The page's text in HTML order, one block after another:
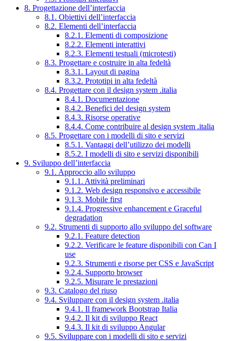
8. Progettazione dell’interfaccia
8.1. Obiettivi dell’interfaccia
8.2. Elementi dell’interfaccia
8.2.1. Elementi di composizione
8.2.2. Elementi interattivi
8.2.3. Elementi testuali (microtesti)
8.3. Progettare e costruire in alta fedeltà
8.3.1. Layout di pagina
8.3.2. Prototipi in alta fedeltà
8.4. Progettare con il design system .italia
8.4.1. Documentazione
8.4.2. Benefici del design system
8.4.3. Risorse operative
8.4.4. Come contribuire al design system .italia
8.5. Progettare con i modelli di sito e servizi
8.5.1. Vantaggi dell’utilizzo dei modelli
8.5.2. I modelli di sito e servizi disponibili
9. Sviluppo dell’interfaccia
9.1. Approccio allo sviluppo
9.1.1. Attività preliminari
9.1.2. Web design responsivo e accessibile
9.1.3. Mobile first
9.1.4. Progressive enhancement e Graceful
degradation
9.2. Strumenti di supporto allo sviluppo del software
9.2.1. Feature detection
9.2.2. Verificare le feature disponibili con Can I
use
9.2.3. Strumenti e risorse per CSS e JavaScript
9.2.4. Supporto browser
9.2.5. Misurare le prestazioni
9.3. Catalogo del riuso
9.4. Sviluppare con il design system .italia
9.4.1. Il framework Bootstrap Italia
9.4.2. Il kit di sviluppo React
9.4.3. Il kit di sviluppo Angular
9.5. Sviluppare con i modelli di sito e servizi